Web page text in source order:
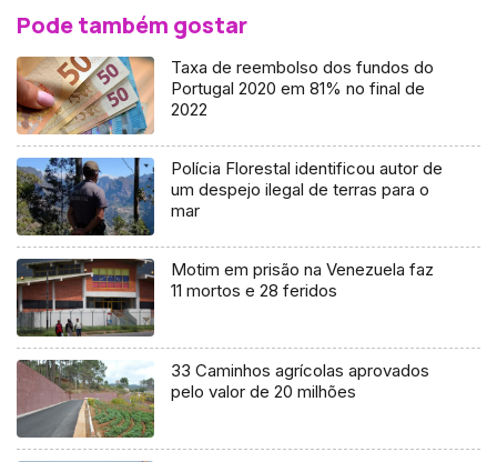
Pode também gostar
Taxa de reembolso dos fundos do
Portugal 2020 em 81% no final de
2022
Polícia Florestal identificou autor de
um despejo ilegal de terras para o
mar
Motim em prisão na Venezuela faz
11 mortos e 28 feridos
33 Caminhos agrícolas aprovados
pelo valor de 20 milhões